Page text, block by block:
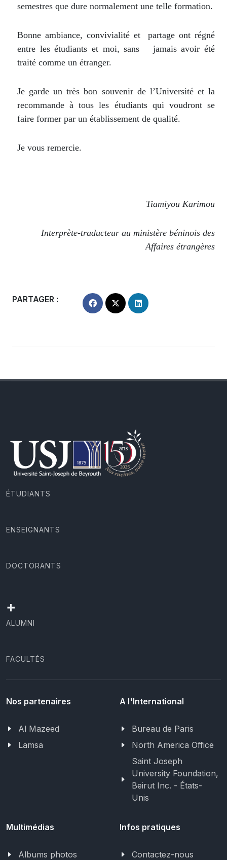
semestres que dure normalement une telle formation.
Bonne ambiance, convivialité et partage ont régné
entre les étudiants et moi, sans jamais avoir été
traité comme un étranger.
Je garde un très bon souvenir de l’Université et la
recommande à tous les étudiants qui voudront se
faire former par un établissement de qualité.
Je vous remercie.
Tiamiyou Karimou
Interprète-traducteur au ministère béninois des
Affaires étrangères
PARTAGER :
ÉTUDIANTS
ENSEIGNANTS
DOCTORANTS
+
ALUMNI
FACULTÉS
Nos partenaires
Al Mazeed
Lamsa
A l'International
Bureau de Paris
North America Office
Saint Joseph
University Foundation,
Beirut Inc. - États-
Unis
Multimédias
Albums photos
Infos pratiques
Contactez-nous